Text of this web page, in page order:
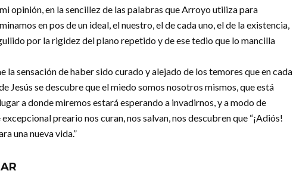
opinión, en la sencillez de las palabras que Arroyo utiliza para
en pos de un ideal, el nuestro, el de cada uno, el de la existencia,
por la rigidez del plano repetido y de ese tedio que lo mancilla
la sensación de haber sido curado y alejado de los temores que en cada
Jesús se descubre que el miedo somos nosotros mismos, que está
a donde miremos estará esperando a invadirnos, y a modo de
preario nos curan, nos salvan, nos descubren que “¡Adiós!
una nueva vida.”